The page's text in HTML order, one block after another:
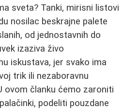
sveta? Tanki, mirisni listovi
nosilac beskrajne palete
od jednostavnih do
izaziva živo
iskustava, jer svako ima
trik ili nezaboravnu
ovom članku ćemo zaroniti
podeliti pouzdane